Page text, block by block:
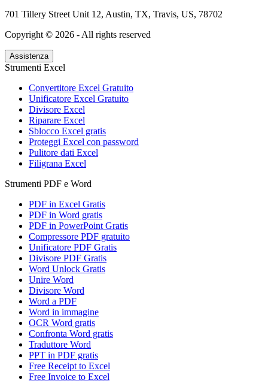
701 Tillery Street Unit 12, Austin, TX, Travis, US, 78702
Copyright © 2026 - All rights reserved
Assistenza
Strumenti Excel
Convertitore Excel Gratuito
Unificatore Excel Gratuito
Divisore Excel
Riparare Excel
Sblocco Excel gratis
Proteggi Excel con password
Pulitore dati Excel
Filigrana Excel
Strumenti PDF e Word
PDF in Excel Gratis
PDF in Word gratis
PDF in PowerPoint Gratis
Compressore PDF gratuito
Unificatore PDF Gratis
Divisore PDF Gratis
Word Unlock Gratis
Unire Word
Divisore Word
Word a PDF
Word in immagine
OCR Word gratis
Confronta Word gratis
Traduttore Word
PPT in PDF gratis
Free Receipt to Excel
Free Invoice to Excel